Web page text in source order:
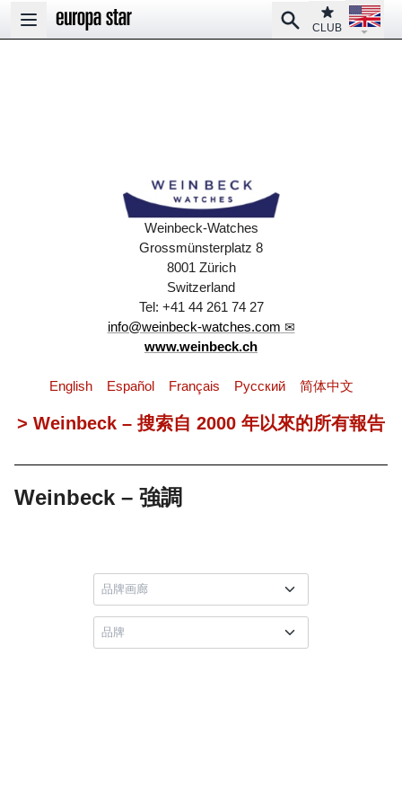
Open main menu
SearchClub
CLUB
Open
Weinbeck-Watches
Grossmünsterplatz 8
8001 Zürich
Switzerland
Tel: +41 44 261 74 27
info@weinbeck-watches.com
www.weinbeck.ch
English Español Français Pусский 简体中文
> Weinbeck – 搜索自 2000 年以來的所有報告
Weinbeck – 強調